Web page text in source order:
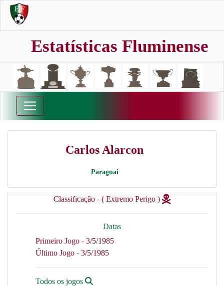
Estatísticas Fluminense
Carlos Alarcon
Paraguai
Classificação - ( Extremo Perigo )
Datas
Primeiro Jogo - 3/5/1985
Último Jogo - 3/5/1985
Todos os jogos